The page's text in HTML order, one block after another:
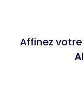
Affinez